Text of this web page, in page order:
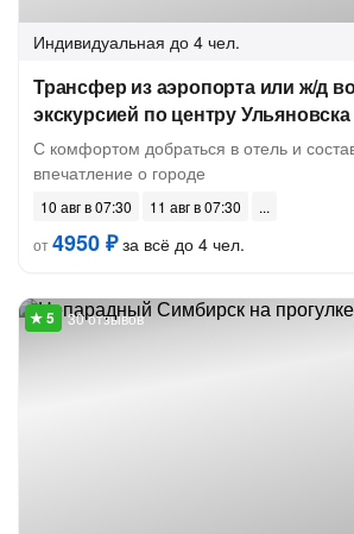
Индивидуальная до 4 чел.
Трансфер из аэропорта или ж/д
экскурсией по центру Ульяновска
С комфортом добраться в отель и
впечатление о городе
10 авг в 07:30
11 авг в 07:30
от4950 ₽за всё до 4 чел.
30 отзывов